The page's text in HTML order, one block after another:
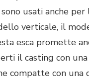
sono usati anche
verticale, il
esca promette
il casting con
compatte con una